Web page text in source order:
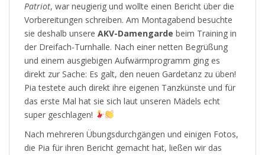
Patriot, war neugierig und wollte einen Bericht über die
Vorbereitungen schreiben. Am Montagabend besuchte
sie deshalb unsere AKV-Damengarde beim Training in
der Dreifach-Turnhalle. Nach einer netten Begrüßung
und einem ausgiebigen Aufwärmprogramm ging es
direkt zur Sache: Es galt, den neuen Gardetanz zu üben!
Pia testete auch direkt ihre eigenen Tanzkünste und für
das erste Mal hat sie sich laut unseren Mädels echt
super geschlagen!
Nach mehreren Übungsdurchgängen und einigen Fotos,
die Pia für ihren Bericht gemacht hat, ließen wir das